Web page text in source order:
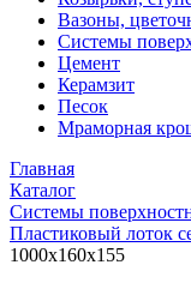
Вазоны,
Системы
Цемент
Керамзит
Песок
Мраморная
Главная
Каталог
Системы
Пластиковый лоток
1000x160x155